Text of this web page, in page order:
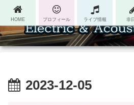
2023-12-05
HOME プロフィール ライブ情報 非